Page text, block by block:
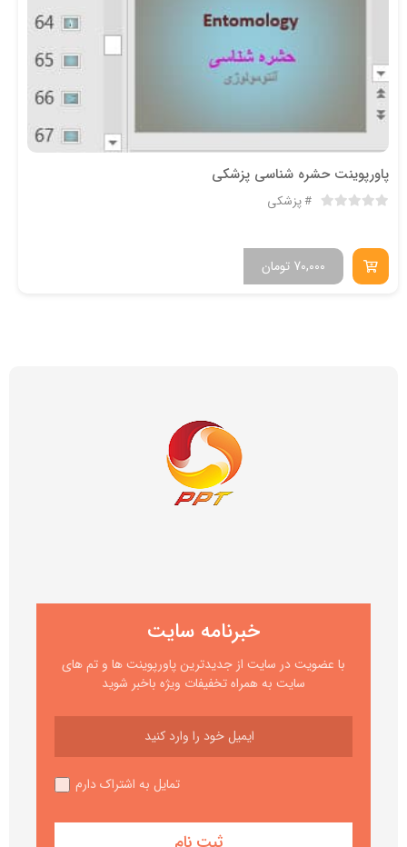
پاورپوینت حشره شناسی پزشکی
پزشکی
تومان 70,000
خبرنامه سایت
با عضویت در سایت از جدیدترین پاورپوینت ها و تم های
سایت به همراه تخفیفات ویژه باخبر شوید
تمایل به اشتراک دارم